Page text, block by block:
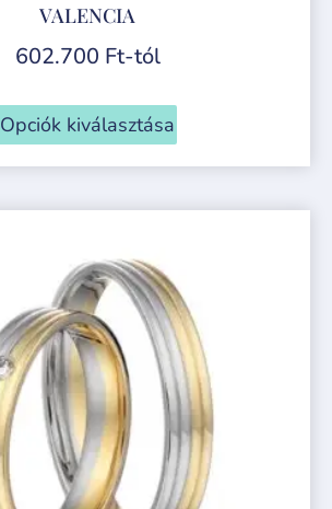
VALENCIA
602.700 Ft-tól
Opciók kiválasztása